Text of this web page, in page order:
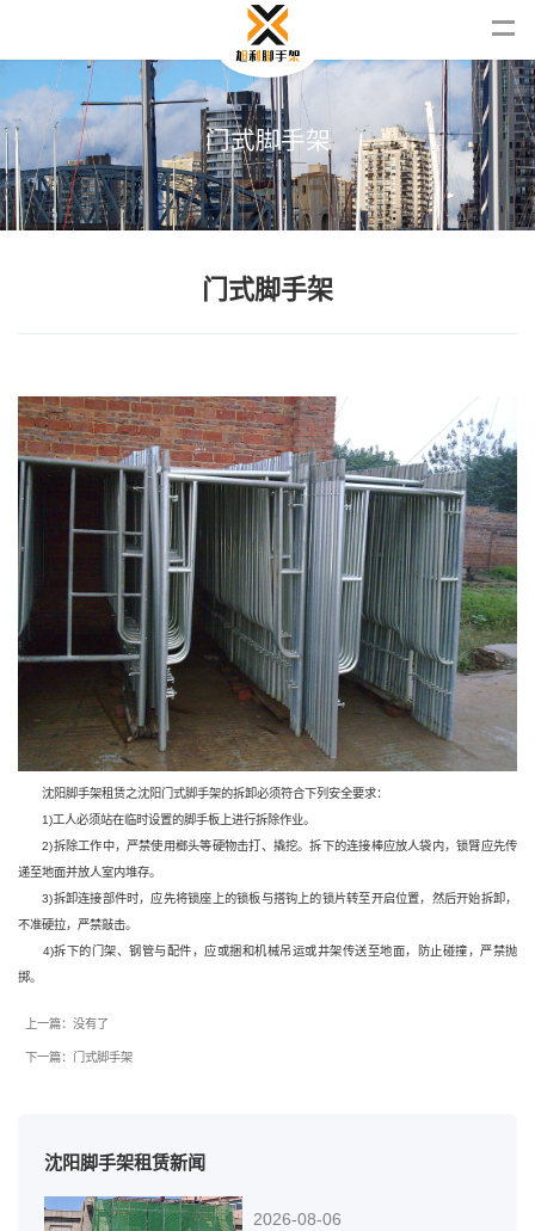
门式脚手架
门式脚手架
沈阳脚手架租赁之沈阳门式脚手架的拆卸必须符合下列安全要求：
1)工人必须站在临时设置的脚手板上进行拆除作业。
2)拆除工作中，严禁使用榔头等硬物击打、撬挖。拆下的连接棒应放人袋内，锁臂应先传
递至地面并放人室内堆存。
3)拆卸连接部件时，应先将锁座上的锁板与搭钩上的锁片转至开启位置，然后开始拆卸，
不准硬拉，严禁敲击。
4)拆下的门架、钢管与配件，应或捆和机械吊运或井架传送至地面，防止碰撞，严禁抛
掷。
上一篇：没有了
下一篇：门式脚手架
沈阳脚手架租赁新闻
2026-08-06